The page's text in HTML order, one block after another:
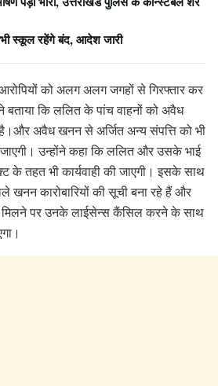
स्कूल रहेंगे बंद, आदेश जारी
को अलग अलग जगहों से गिरफ्तार कर
बताया कि ललित के पांच वाहनों को अवैध
अवैध खनन से अर्जित अन्य संपत्ति को भी
उन्होंने कहा कि ललित और उसके भाई
के तहत भी कार्यवाही की जाएगी। इसके साथ
खनन कारोबारियों की सूची बना रहे हैं और
मिलने पर उनके लाईसेन्स कैंसिल करने के साथ